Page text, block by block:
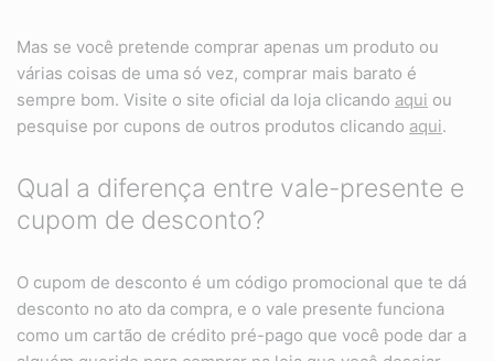
Mas se você pretende comprar apenas um produto ou
várias coisas de uma só vez, comprar mais barato é
sempre bom. Visite o site oficial da loja clicando aqui ou
pesquise por cupons de outros produtos clicando aqui.
Qual a diferença entre vale-presente e
cupom de desconto?
O cupom de desconto é um código promocional que te dá
desconto no ato da compra, e o vale presente funciona
como um cartão de crédito pré-pago que você pode dar a